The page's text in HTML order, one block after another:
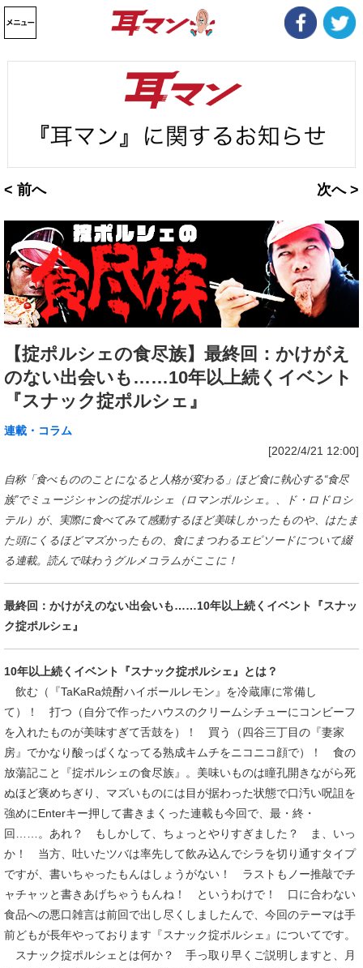
< 前へ 次へ >
【掟ポルシェの食尽族】最終回：かけがえ
のない出会いも……10年以上続くイベント
『スナック掟ポルシェ』
連載・コラム
[2022/4/21 12:00]
自称「食べもののことになると人格が変わる」ほど食に執心する“食尽
族”でミュージシャンの掟ポルシェ（ロマンポルシェ。、ド・ロドロシ
テル）が、実際に食べてみて感動するほど美味しかったものや、はたま
た頭にくるほどマズかったもの、食にまつわるエピソードについて綴
る連載。読んで味わうグルメコラムがここに！
最終回：かけがえのない出会いも……10年以上続くイベント『スナッ
ク掟ポルシェ』
10年以上続くイベント『スナック掟ポルシェ』とは？
飲む（『TaKaRa焼酎ハイボールレモン』を冷蔵庫に常備し
て）！ 打つ（自分で作ったハウスのクリームシチューにコンビーフ
を入れたものが美味すぎて舌鼓を）！ 買う（四谷三丁目の『妻家
房』でかなり酸っぱくなってる熟成キムチをニコニコ顔で）！ 食の
放蕩記こと『掟ポルシェの食尽族』。美味いものは瞳孔開きながら死
ぬほど褒めちぎり、マズいものには目が据わった状態で口汚い呪詛を
強めにEnterキー押して書きまくった連載も今回で、最・終・
回……。あれ？ もしかして、ちょっとやりすぎました？ ま、いっ
か！ 当方、吐いたツバは率先して飲み込んでシラを切り通すタイプ
ですが、書いちゃったもんはしょうがない！ ラストもノー推敲でチ
ャチャッと書きあげちゃうもんね！ というわけで！ 口に合わない
食品への悪口雑言は前回で出し尽くしましたんで、今回のテーマは手
前どもが長年やっております『スナック掟ポルシェ』についてです。
スナック掟ポルシェとは何か？ 手っ取り早くご説明しますと、月